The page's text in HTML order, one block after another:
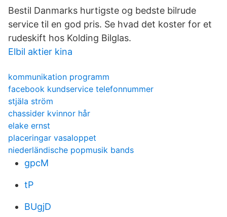
Bestil Danmarks hurtigste og bedste bilrude
service til en god pris. Se hvad det koster for et
rudeskift hos Kolding Bilglas.
Elbil aktier kina
kommunikation programm
facebook kundservice telefonnummer
stjäla ström
chassider kvinnor hår
elake ernst
placeringar vasaloppet
niederländische popmusik bands
gpcM
tP
BUgjD